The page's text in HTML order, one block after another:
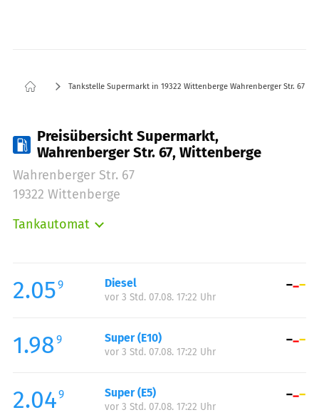
Tankstelle Supermarkt in 19322 Wittenberge Wahrenberger Str. 67
Preisübersicht Supermarkt,
Wahrenberger Str. 67, Wittenberge
Wahrenberger Str. 67
19322 Wittenberge
Tankautomat
Mittwoch:
07:00-20:00
Donnerstag:
Samstag:
07:00-20:00
2.059 Diesel
vor 3 Std. 07.08. 17:22 Uhr
1.98 9 Super (E10)
vor 3 Std. 07.08. 17:22 Uhr
2.049 Super (E5)
vor 3 Std. 07.08. 17:22 Uhr